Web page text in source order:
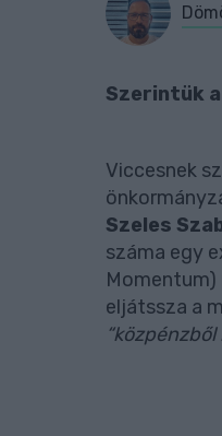
Szerintük
Viccesnek
Szeles
száma egy
Momentum)
eljátssza a